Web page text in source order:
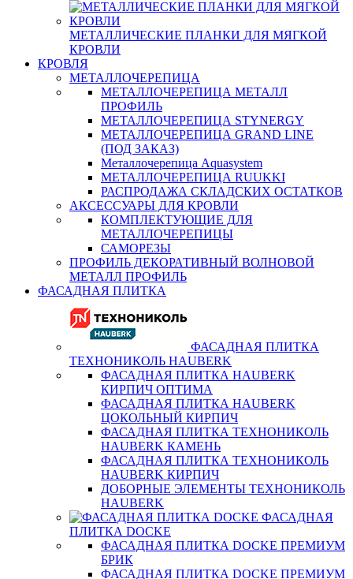
МЕТАЛЛИЧЕСКИЕ ПЛАНКИ ДЛЯ МЯГКОЙ
КРОВЛИ
КРОВЛЯ
МЕТАЛЛОЧЕРЕПИЦА
МЕТАЛЛОЧЕРЕПИЦА МЕТАЛЛ
ПРОФИЛЬ
МЕТАЛЛОЧЕРЕПИЦА STYNERGY
МЕТАЛЛОЧЕРЕПИЦА GRAND LINE
(ПОД ЗАКАЗ)
Металлочерепица Aquasystem
МЕТАЛЛОЧЕРЕПИЦА RUUKKI
РАСПРОДАЖА СКЛАДСКИХ ОСТАТКОВ
АКСЕССУАРЫ ДЛЯ КРОВЛИ
КОМПЛЕКТУЮЩИЕ ДЛЯ
МЕТАЛЛОЧЕРЕПИЦЫ
САМОРЕЗЫ
ПРОФИЛЬ ДЕКОРАТИВНЫЙ ВОЛНОВОЙ
МЕТАЛЛ ПРОФИЛЬ
ФАСАДНАЯ ПЛИТКА
ФАСАДНАЯ ПЛИТКА
ТЕХНОНИКОЛЬ HAUBERK
ФАСАДНАЯ ПЛИТКА HAUBERK
КИРПИЧ ОПТИМА
ФАСАДНАЯ ПЛИТКА HAUBERK
ЦОКОЛЬНЫЙ КИРПИЧ
ФАСАДНАЯ ПЛИТКА ТЕХНОНИКОЛЬ
HAUBERK КАМЕНЬ
ФАСАДНАЯ ПЛИТКА ТЕХНОНИКОЛЬ
HAUBERK КИРПИЧ
ДОБОРНЫЕ ЭЛЕМЕНТЫ ТЕХНОНИКОЛЬ
HAUBERK
ФАСАДНАЯ
ПЛИТКА DOCKE
ФАСАДНАЯ ПЛИТКА DOCKE ПРЕМИУМ
БРИК
ФАСАДНАЯ ПЛИТКА DOCKE ПРЕМИУМ